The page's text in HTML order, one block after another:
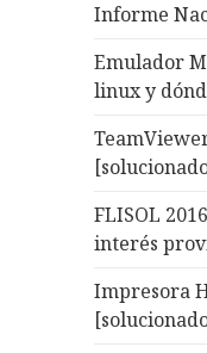
Informe
Emulador
linux y
FLISOL
interés
Impresora